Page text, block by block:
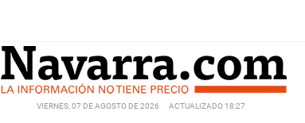
VIERNES, 07 DE AGOSTO DE 2026 ACTUALIZADO 18:27